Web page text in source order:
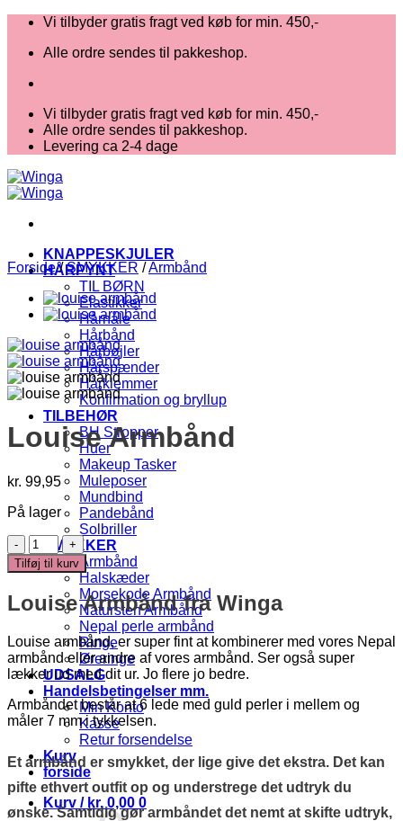
Fortsæt
indhold
Vi tilbyder gratis fragt ved køb for min. 450,-
Alle ordre sendes til pakkeshop.
Vi tilbyder gratis fragt ved køb for min. 450,-
Alle ordre sendes til pakkeshop.
Levering ca 2-4 dage
KNAPPESKJULER
HÅRPYNT
TIL BØRN
Elastikker
Hårnåle
Hårbånd
Hårbøjler
Hårspænder
Hårklemmer
Konfirmation og bryllup
TILBEHØR
BH Stropper
Huer
Makeup Tasker
Muleposer
Mundbind
Pandebånd
Solbriller
SMYKKER
Armbånd
Halskæder
Morsekode Armbånd
Natursten Armbånd
Nepal perle armbånd
Ringe
Øreringe
UDSALG
Handelsbetingelser mm.
Min Konto
Kasse
Retur forsendelse
Kurv
forside
Kurv / kr. 0,00 0
Forside / SMYKKER /Armbånd
Louise Armbånd
kr. 99,95
På lager
Louise
Armbånd
antal
Tilføj til kurv
Louise Armbånd fra Winga
Louise armbånd, er super fint at kombinerer med vores Nepal
armbånd eller andre af vores armbånd. Ser også super
lækker ud med dit ur. Jo flere jo bedre.
Armbåndet består at 6 lede med guld perler i mellem og
måler 7 mm i tykkelsen.
Et armbånd er smykket, der lige give det ekstra. Det kan
pifte ethvert outfit op og understrege det udtryk du
ønske. Samtidig gør armbåndet det nemt at skifte udtryk,